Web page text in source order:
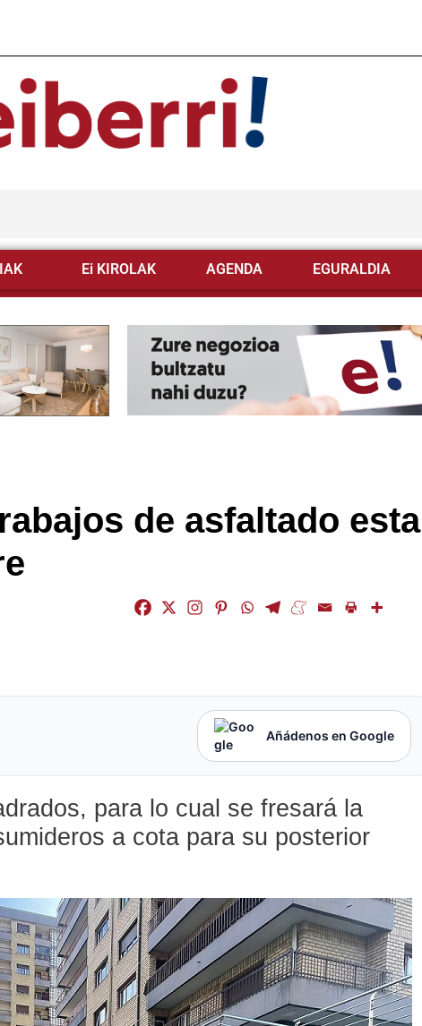
Ei KIROLAK AGENDA EGURALDIA
de asfaltado esta
Añádenos en Google
para lo cual se fresará la
a cota para su posterior